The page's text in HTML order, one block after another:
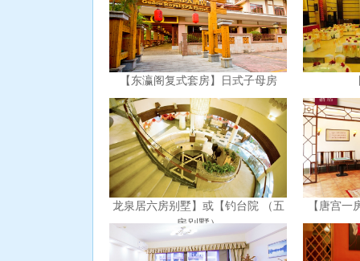
【东瀛阁复式套房】日式子母房
龙泉居六房别墅】或【钓台院 （五
房别墅）
【唐宫一